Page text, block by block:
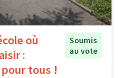
où
:
tous !
Soumis
au vote